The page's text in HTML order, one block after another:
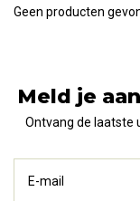
Geen producten
Meld je
Ontvang de laatste